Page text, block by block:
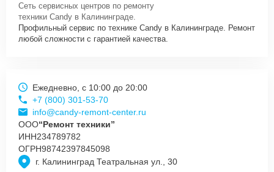
проконсультируют по всем необходимым вопросам, запишут на
диагностику, подскажут с вариантами курьерской доставки или
оформят выезд мастера в удобное время и место.
Сеть сервисных центров по ремонту
техники Candy в Калининграде.
Профильный сервис по технике Candy в Калининграде. Ремонт
любой сложности с гарантией качества.
г. Калининград Театральная ул., 30
Ежедневно, с 10:00 до 20:00
+7 (800) 301-53-70
info@candy-remont-center.ru
ООО“Ремонт техники”
ИНН234789782
ОГРН98742397845098